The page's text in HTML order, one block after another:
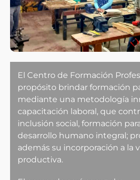
El Centro de Formación
propósito brindar formación
mediante una metodología
capacitación laboral, que
inclusión social, formación
desarrollo humano integral;
además su incorporación a la
productiva.